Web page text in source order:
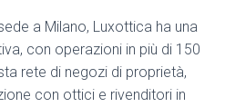
a Milano, Luxottica ha una
con operazioni in più di 150
rete di negozi di proprietà,
con ottici e rivenditori in